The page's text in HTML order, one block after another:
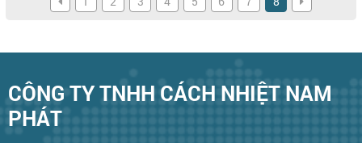
CÔNG TY TNHH CÁCH NHIỆT NAM
PHÁT